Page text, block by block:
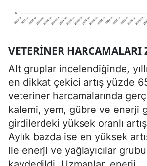
VETERINER HARCAMALARI
Alt gruplar incelendiğinde,
en dikkat çekici artış yüzde
veteriner harcamalarında
kalemi, yem, gübre ve enerji
girdilerdeki yüksek oranlı
Aylık bazda ise en yüksek
ile enerji ve yağlayıcılar